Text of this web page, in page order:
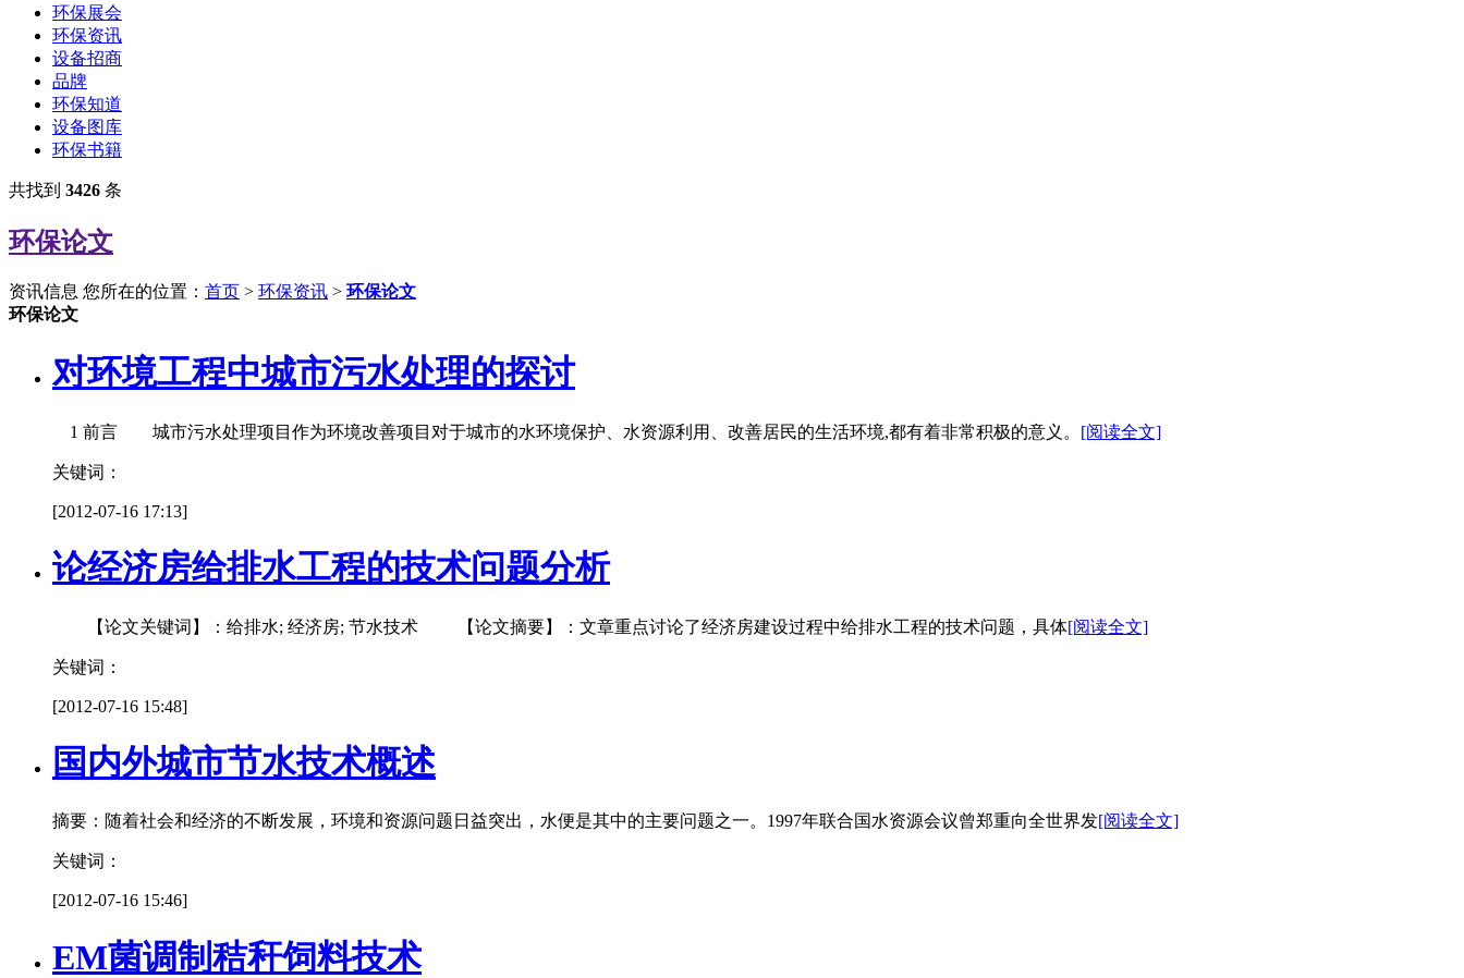
环保展会
环保资讯
设备招商
品牌
环保知道
设备图库
环保书籍
共找到 3426 条
环保论文
资讯信息 您所在的位置： 首页 > 环保资讯 > 环保论文
环保论文
对环境工程中城市污水处理的探讨
1 前言 城市污水处理项目作为环境改善项目对于城市的水环境保护、水资源利用、改善居民的生活环境,都有着非常积极的意义。 [阅读全文]
关键词：
[2012-07-16 17:13]
论经济房给排水工程的技术问题分析
【论文关键词】：给排水; 经济房; 节水技术 【论文摘要】：文章重点讨论了经济房建设过程中给排水工程的技术问题，具体[阅读全文]
关键词：
[2012-07-16 15:48]
国内外城市节水技术概述
摘要：随着社会和经济的不断发展，环境和资源问题日益突出，水便是其中的主要问题之一。1997年联合国水资源会议曾郑重向全世界发[阅读全文]
关键词：
[2012-07-16 15:46]
EM菌调制秸秆饲料技术